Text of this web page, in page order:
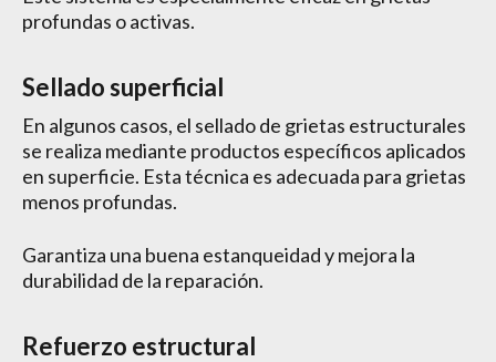
profundas o activas.
Sellado superficial
En algunos casos, el sellado de grietas estructurales
se realiza mediante productos específicos aplicados
en superficie. Esta técnica es adecuada para grietas
menos profundas.
Garantiza una buena estanqueidad y mejora la
durabilidad de la reparación.
Refuerzo estructural